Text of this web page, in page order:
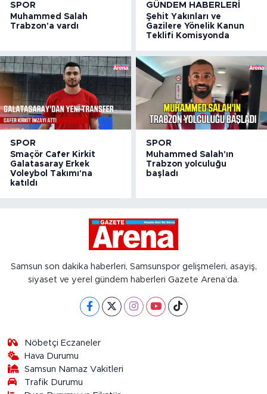
SPOR
Muhammed Salah
Trabzon'a vardı
GÜNDEM HABERLERI
Şehit Yakınları ve
Gazilere Yönelik Kanun
Teklifi Komisyonda
SPOR
Smaçör Cafer Kirkit
Galatasaray Erkek
Voleybol Takımı'na
katıldı
SPOR
Muhammed Salah'ın
Trabzon yolculuğu
başladı
Samsun son dakika haberleri, Samsunspor gelişmeleri, asayiş,
siyaset ve yerel gündem haberleri Gazete Arena’da.
Nöbetçi Eczaneler
Hava Durumu
Samsun Namaz Vakitleri
Trafik Durumu